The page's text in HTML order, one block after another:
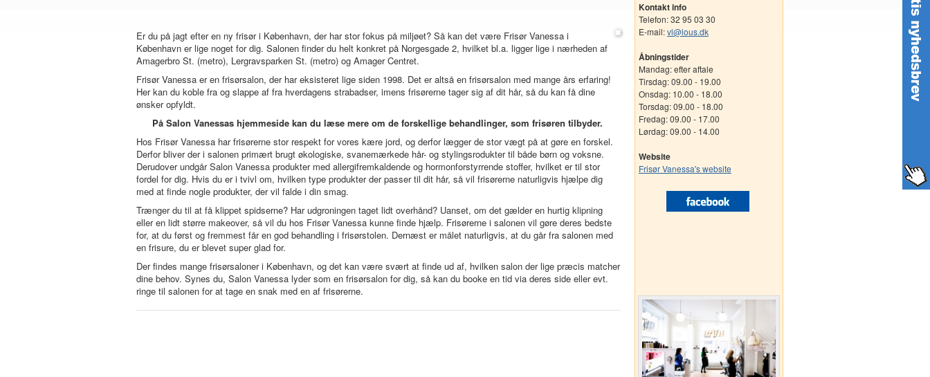
Er du på jagt efter en ny frisør i København, der har stor fokus på miljøet? Så kan det være Frisør Vanessa i
København er lige noget for dig. Salonen finder du helt konkret på Norgesgade 2, hvilket bl.a. ligger lige i nærheden af
Amagerbro St. (metro), Lergravsparken St. (metro) og Amager Centret.
Frisør Vanessa er en frisørsalon, der har eksisteret lige siden 1998. Det er altså en frisørsalon med mange års erfaring!
Her kan du koble fra og slappe af fra hverdagens strabadser, imens frisørerne tager sig af dit hår, så du kan få dine
ønsker opfyldt.
På Salon Vanessas hjemmeside kan du læse mere om de forskellige behandlinger, som frisøren tilbyder.
Hos Frisør Vanessa har frisørerne stor respekt for vores kære jord, og derfor lægger de stor vægt på at gøre en forskel.
Derfor bliver der i salonen primært brugt økologiske, svanemærkede hår- og stylingsrodukter til både børn og voksne.
Derudover undgår Salon Vanessa produkter med allergifremkaldende og hormonforstyrrende stoffer, hvilket er til stor
fordel for dig. Hvis du er i tvivl om, hvilken type produkter der passer til dit hår, så vil frisørerne naturligvis hjælpe dig
med at finde nogle produkter, der vil falde i din smag.
Trænger du til at få klippet spidserne? Har udgroningen taget lidt overhånd? Uanset, om det gælder en hurtig klipning
eller en lidt større makeover, så vil du hos Frisør Vanessa kunne finde hjælp. Frisørerne i salonen vil gøre deres bedste
for, at du først og fremmest får en god behandling i frisørstolen. Dernæst er målet naturligvis, at du går fra salonen med
en frisure, du er blevet super glad for.
Der findes mange frisørsaloner i København, og det kan være svært at finde ud af, hvilken salon der lige præcis matcher
dine behov. Synes du, Salon Vanessa lyder som en frisørsalon for dig, så kan du booke en tid via deres side eller evt.
ringe til salonen for at tage en snak med en af frisørerne.
Kontakt info
Telefon: 32 95 03 30
E-mail:vl@lous.dk
Åbningstider
Mandag: efter aftale
Tirsdag: 09.00 - 19.00
Onsdag: 10.00 - 18.00
Torsdag: 09.00 - 18.00
Fredag: 09.00 - 17.00
Lørdag: 09.00 - 14.00
Website
Frisør Vanessa's website